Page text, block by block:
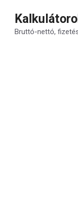
tartalomba
Bruttó-nettó,